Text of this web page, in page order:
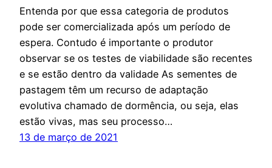
Entenda por que essa categoria de produtos
pode ser comercializada após um período de
espera. Contudo é importante o produtor
observar se os testes de viabilidade são recentes
e se estão dentro da validade As sementes de
pastagem têm um recurso de adaptação
evolutiva chamado de dormência, ou seja, elas
estão vivas, mas seu processo…
13 de março de 2021